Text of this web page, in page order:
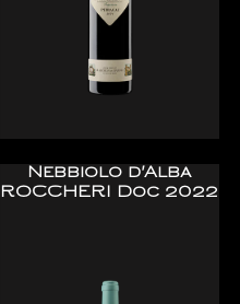
Nebbiolo d'Alba
ROCCHERI Doc 2022